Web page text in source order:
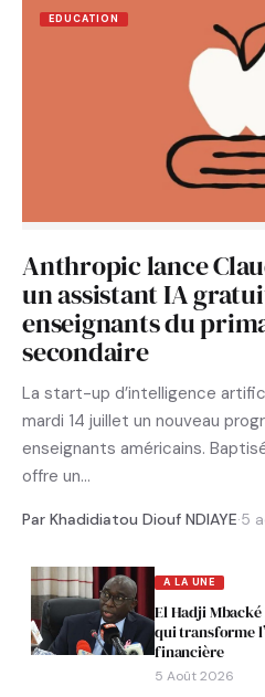
EDUCATION
Anthropic lance
un assistant IA
enseignants du
secondaire
La start-up d’intelligence
mardi 14 juillet un nouveau
enseignants américains.
offre un…
Par Khadidiatou Diouf NDIAYE·5
A LA UNE
El Hadji Mbacké
qui transforme
financière
5 Août 2026